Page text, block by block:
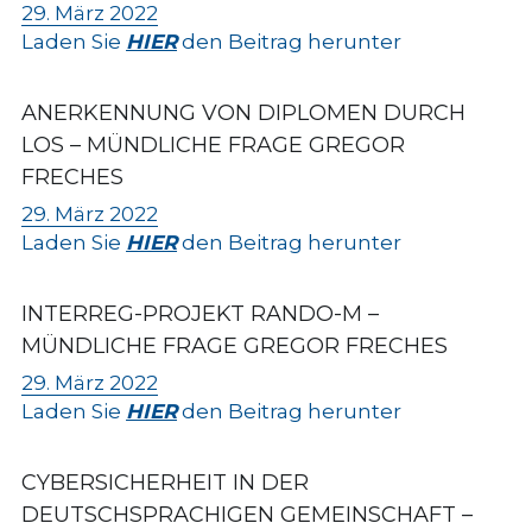
29. März 2022
Laden Sie HIER den Beitrag herunter
ANERKENNUNG VON DIPLOMEN DURCH
LOS – MÜNDLICHE FRAGE GREGOR
FRECHES
29. März 2022
Laden Sie HIER den Beitrag herunter
INTERREG-PROJEKT RANDO-M –
MÜNDLICHE FRAGE GREGOR FRECHES
29. März 2022
Laden Sie HIER den Beitrag herunter
CYBERSICHERHEIT IN DER
DEUTSCHSPRACHIGEN GEMEINSCHAFT –